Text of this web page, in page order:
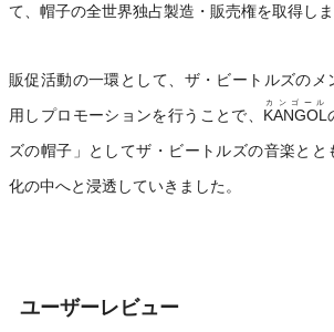
て、帽子の全世界独占製造・販売権を取得しま
販促活動の一環として、ザ・ビートルズの
用しプロモーションを行うことで、 KANGOL
カンゴール
ズの帽子」としてザ・ビートルズの音楽とと
化の中へと浸透していきました。
ユーザーレビュー